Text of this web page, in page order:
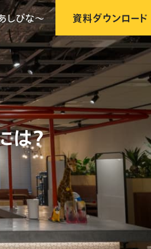
しびな〜 資料ダウンロード
は？